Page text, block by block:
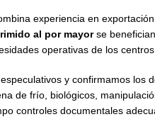
experiencia en
al por mayorse
operativas de los
y confirmamos los
de frío, biológicos,
controles documentales